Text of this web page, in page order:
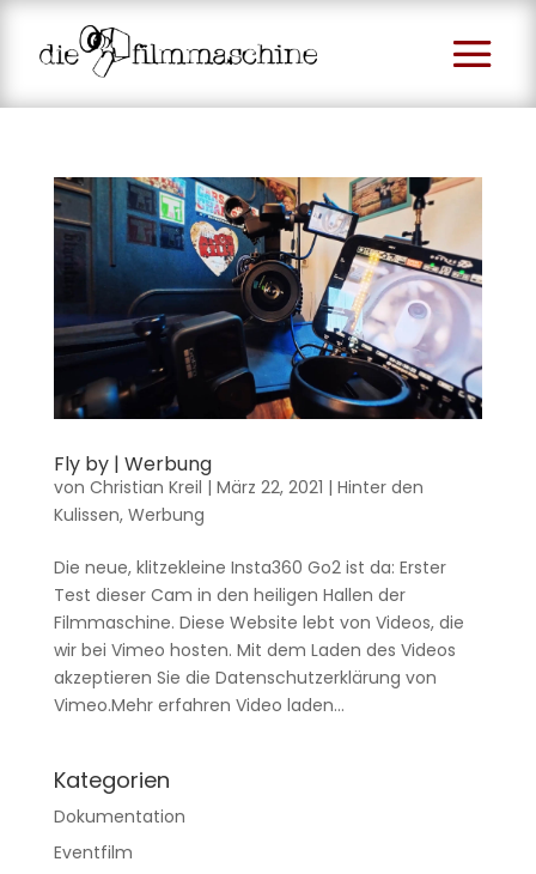
Fly by | Werbung
von Christian Kreil | März 22, 2021 | Hinter den
Kulissen, Werbung
Die neue, klitzekleine Insta360 Go2 ist da: Erster
Test dieser Cam in den heiligen Hallen der
Filmmaschine. Diese Website lebt von Videos, die
wir bei Vimeo hosten. Mit dem Laden des Videos
akzeptieren Sie die Datenschutzerklärung von
Vimeo.Mehr erfahren Video laden...
Kategorien
Dokumentation
Eventfilm